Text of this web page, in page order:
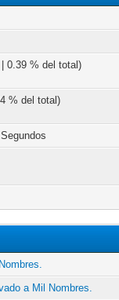
0.39 % del total)
% del total)
a Mil Nombres.